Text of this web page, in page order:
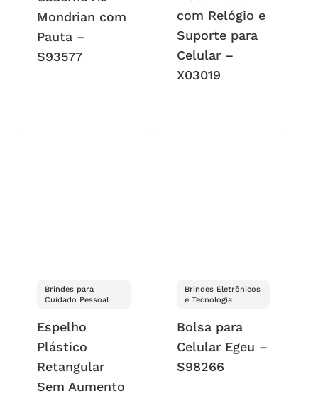
Mondrian com
Pauta –
S93577
com Relógio e
Suporte para
Celular –
X03019
Brindes para
Cuidado Pessoal
Espelho
Plástico
Retangular
Sem Aumento
Brindes Eletrônicos
e Tecnologia
Bolsa para
Celular Egeu –
S98266